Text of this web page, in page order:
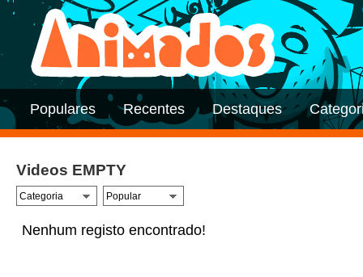
Populares Recentes Destaques
Videos EMPTY
Nenhum registo encontrado!